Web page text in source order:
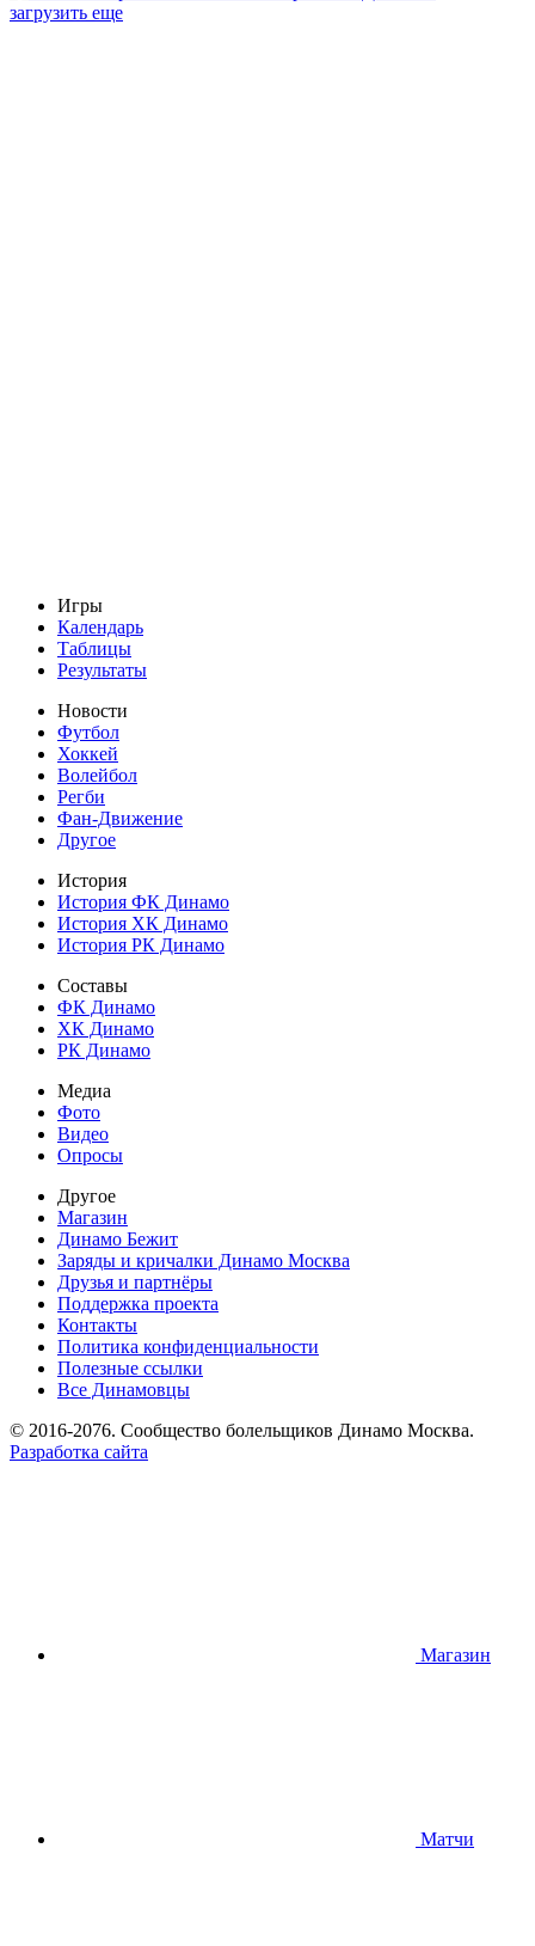
загрузить еще
Игры
Календарь
Таблицы
Результаты
Новости
Футбол
Хоккей
Волейбол
Регби
Фан-Движение
Другое
История
История ФК Динамо
История ХК Динамо
История РК Динамо
Составы
ФК Динамо
ХК Динамо
РК Динамо
Медиа
Фото
Видео
Опросы
Другое
Магазин
Динамо Бежит
Заряды и кричалки Динамо Москва
Друзья и партнёры
Поддержка проекта
Контакты
Политика конфиденциальности
Полезные ссылки
Все Динамовцы
© 2016-2076. Сообщество болельщиков Динамо Москва.
Разработка сайта
Магазин
Матчи